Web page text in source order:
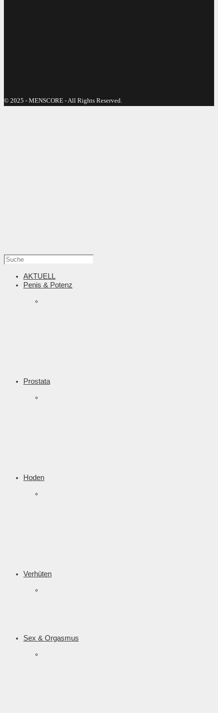
© 2025 - MENSCORE - All Rights Reserved.
AKTUELL
Penis & Potenz
Prostata
Hoden
Verhüten
Sex & Orgasmus